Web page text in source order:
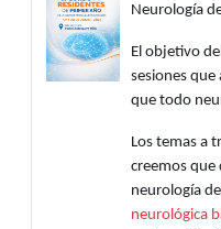
Neurología
El objetivo
sesiones
que todo
Los temas a
creemos que
neurología
neurológica